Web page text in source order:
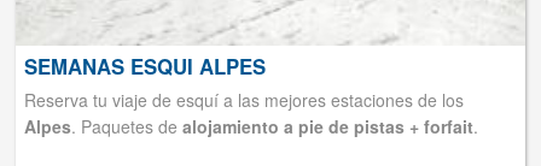
SEMANAS ESQUI ALPES
Reserva tu viaje de esquí a las mejores estaciones de los
Alpes. Paquetes dealojamiento a pie de pistas + forfait.